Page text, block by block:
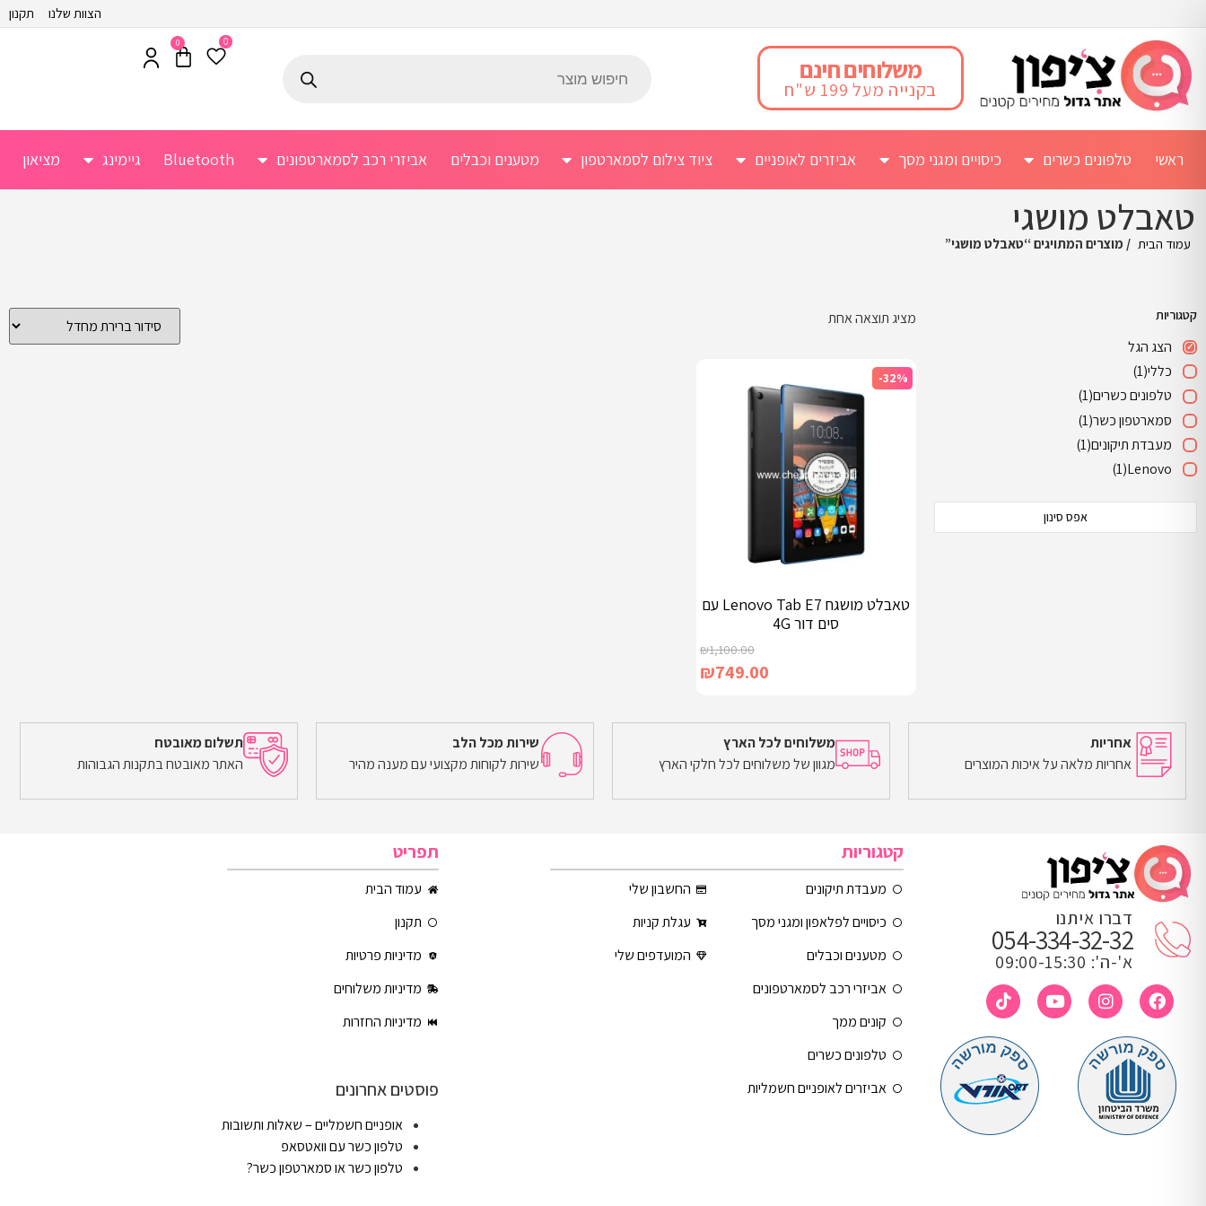
הצוות שלנו תקנון
משלוחים חינם
בקנייה מעל 199 ש"ח
0
0
ראשי טלפונים כשרים כיסויים ומגני מסך אביזרים לאופניים ציוד צילום לסמארטפון מטענים וכבלים אביזרי רכב לסמארטפונים Bluetooth גיימינג מציאון
טאבלט מושגי
עמוד הבית / מוצרים המתויגים “טאבלט מושגי”
קטגוריות
הצג הגל
כללי(1)
טלפונים כשרים(1)
סמארטפון כשר(1)
מעבדת תיקונים(1)
Lenovo
(1)
אפס סינון
מציג תוצאה אחת
-32%
טאבלט מושגח Lenovo Tab E7 עם
סים דור 4G
₪1,100.00
₪749.00
מידע נוסף
אחריות
אחריות מלאה על איכות המוצרים
משלוחים לכל הארץ
מגוון של משלוחים לכל חלקי הארץ
שירות מכל הלב
שירות לקוחות מקצועי עם מענה מהיר
תשלום מאובטח
האתר מאובטח בתקנות הגבוהות
דברו איתנו
054-334-32-32
א'-ה': 09:00-15:30
קטגוריות
מעבדת תיקונים
כיסויים לפלאפון ומגני מסך
מטענים וכבלים
אביזרי רכב לסמארטפונים
קונים ממך
טלפונים כשרים
אביזרים לאופניים חשמליות
החשבון שלי
עגלת קניות
המועדפים שלי
תפריט
עמוד הבית
תקנון
מדיניות פרטיות
מדיניות משלוחים
מדיניות החזרות
פוסטים אחרונים
אופניים חשמליים – שאלות ותשובות
טלפון כשר עם וואטסאפ
טלפון כשר או סמארטפון כשר?